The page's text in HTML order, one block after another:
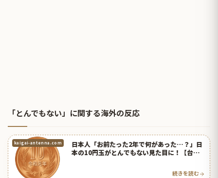
「とんでもない」に関する海外の反応
kaigai-antenna.com
日本人「お前たった2年で何があった…？」日
本の10円玉がとんでもない見た目に！【台湾
続きを読む